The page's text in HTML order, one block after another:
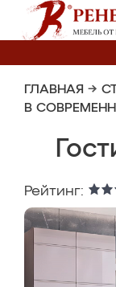
ГЛАВНАЯ →
В
Рейтинг: